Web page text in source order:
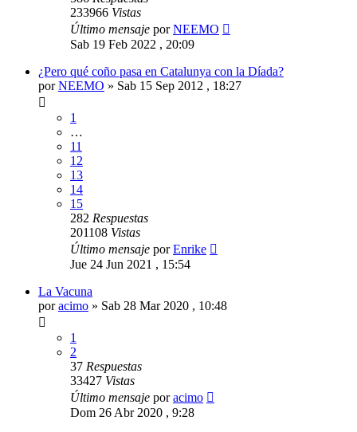
233966 Vistas
Último mensaje porNEEMO
Sab 19 Feb 2022 , 20:09
¿Pero qué coño pasa en Catalunya con la Díada?
porNEEMO » Sab 15 Sep 2012 , 18:27
1
…
11
12
13
14
15
282 Respuestas
201108 Vistas
Último mensaje porEnrike
Jue 24 Jun 2021 , 15:54
La Vacuna
poracimo » Sab 28 Mar 2020 , 10:48
1
2
37 Respuestas
33427 Vistas
Último mensaje poracimo
Dom 26 Abr 2020 , 9:28